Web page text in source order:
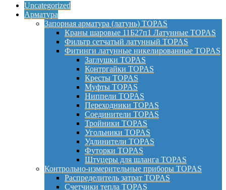
Uncategorized
Арматура
Запорная арматура (латунь) TOPAS
Краны шаровые 11Б27п1 Латунные TOPAS
Фильтр сетчатый латунный TOPAS
Фитинги латунные никелированные TOPAS
Заглушки TOPAS
Контргайки TOPAS
Кресты TOPAS
Муфты TOPAS
Ниппели TOPAS
Переходники TOPAS
Соединители TOPAS
Тройники TOPAS
Угольники TOPAS
Удлинители TOPAS
Футорки TOPAS
Штуцеры для шланга TOPAS
Контрольно-измерительные приборы TOPAS
Распределитель затрат TOPAS
Счетчики тепла TOPAS